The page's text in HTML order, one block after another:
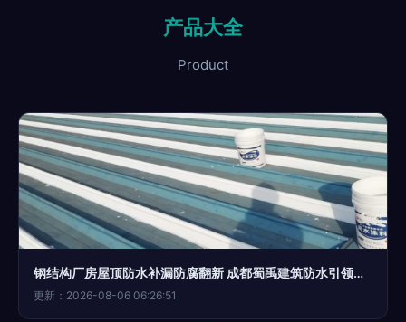
产品大全
Product
钢结构厂房屋顶防水补漏防腐翻新 成都蜀禹建筑防水引领新风尚
更新：2026-08-06 06:26:51